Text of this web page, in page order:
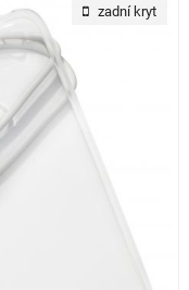
zadní kryt